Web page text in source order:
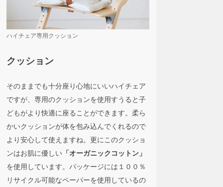
ハイチェア専用クッション
クッション
そのままでも十分座り心地にいいハイチェア
ですが、専用のクッションを使用すうると子
どもがより快適に座ることができます。柔ら
かいクッションが体を包み込んでくれるので
より安心して使えますね。更にこのクッショ
ンはお肌に優しい 「オーガニックコットン」
を使用しています。パッケージには１００％
リサイクル可能なペーパーを使用しているの